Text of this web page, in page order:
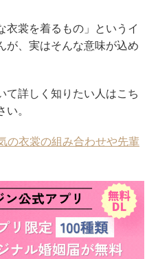
衣裳を着るもの」というイ
が、実はそんな意味が込め
て詳しく知りたい人はこち
。
の衣裳の組み合わせや先輩